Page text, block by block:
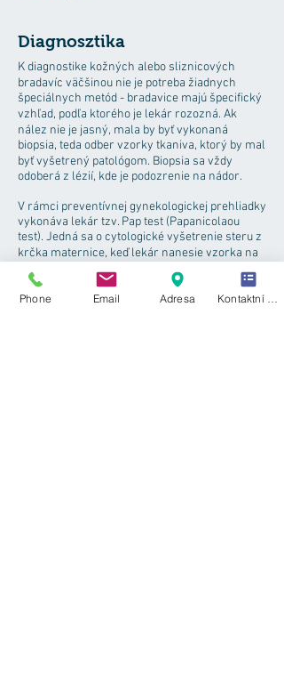
Diagnosztika
K diagnostike kožných alebo sliznicových
bradavíc väčšinou nie je potreba žiadnych
špeciálnych metód - bradavice majú špecifický
vzhľad, podľa ktorého je lekár rozozná. Ak
nález nie je jasný, mala by byť vykonaná
biopsia, teda odber vzorky tkaniva, ktorý by mal
byť vyšetrený patológom. Biopsia sa vždy
odoberá z lézií, kde je podozrenie na nádor.
V rámci preventívnej gynekologickej prehliadky
vykonáva lekár tzv. Pap test (Papanicolaou
test). Jedná sa o cytologické vyšetrenie steru z
krčka maternice, keď lekár nanesie vzorka na
sklíčko, zafarbí ho špeciálnym farbivom (preto
"Pap test") a patológ ho následne hodnotí. Ak
Pap test ukáže zmeny v bunkách, potom je
Phone Email Adresa